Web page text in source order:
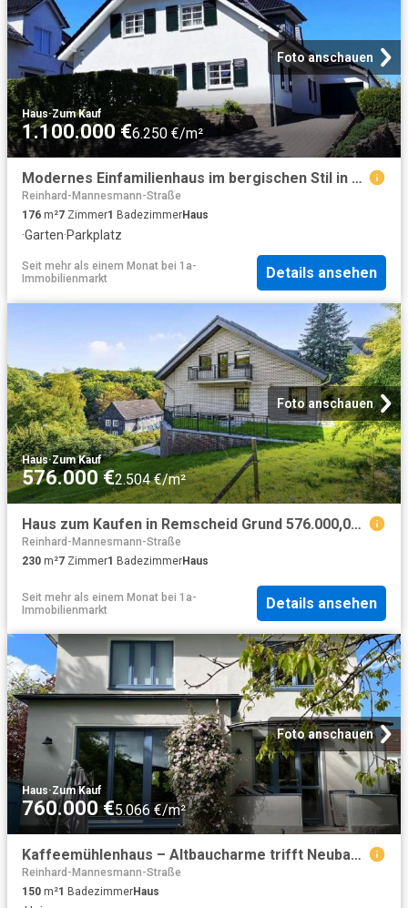
Foto anschauen
Haus·Zum Kauf
1.100.000 €6.250 €/m²
Modernes Einfamilienhaus im bergischen Stil in Remscheid Lennep
Reinhard-Mannesmann-Straße
176 m²7 Zimmer1 BadezimmerHaus
·Garten·Parkplatz
Seit mehr als einem Monat bei 1a-
Immobilienmarkt
Details ansehen
Foto anschauen
Haus·Zum Kauf
576.000 €2.504 €/m²
Haus zum Kaufen in Remscheid Grund 576.000,00 EUR 230 m²
Reinhard-Mannesmann-Straße
230 m²7 Zimmer1 BadezimmerHaus
Seit mehr als einem Monat bei 1a-
Immobilienmarkt
Details ansehen
Foto anschauen
Haus·Zum Kauf
760.000 €5.066 €/m²
Kaffeemühlenhaus – Altbaucharme trifft Neubaustandard
Reinhard-Mannesmann-Straße
150 m²1 BadezimmerHaus